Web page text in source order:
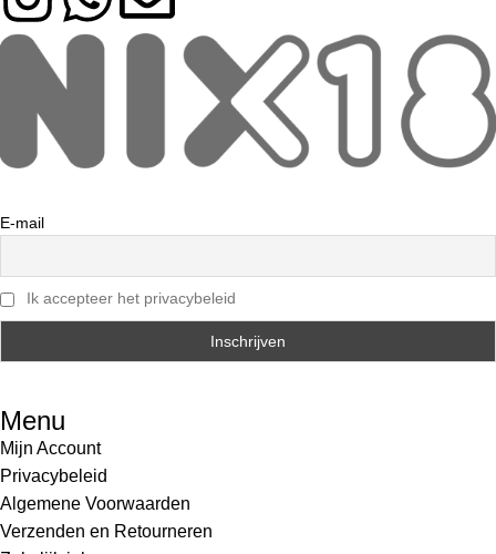
E-mail
Ik accepteer het privacybeleid
Menu
Mijn Account
Privacybeleid
Algemene Voorwaarden
Verzenden en Retourneren